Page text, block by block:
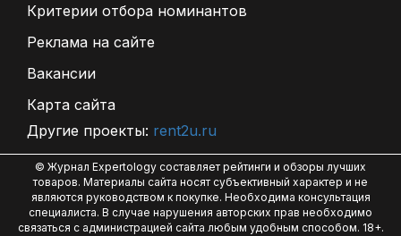
Критерии отбора номинантов
Реклама на сайте
Вакансии
Карта сайта
Другие проекты: rent2u.ru
© Журнал Expertology составляет рейтинги и обзоры лучших
товаров. Материалы сайта носят субъективный характер и не
являются руководством к покупке. Необходима консультация
специалиста. В случае нарушения авторских прав необходимо
связаться с администрацией сайта любым удобным способом. 18+.